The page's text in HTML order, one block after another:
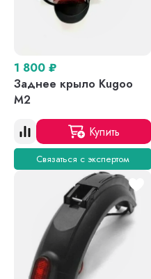
1 800 ₽
Заднее крыло Kugoo
M2
Купить
Связаться с экспертом